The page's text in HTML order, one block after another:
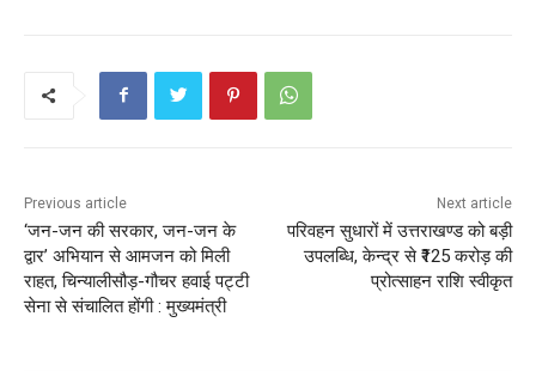
Previous article
‘जन-जन की सरकार, जन-जन के
द्वार’ अभियान से आमजन को मिली
राहत, चिन्यालीसौड़-गौचर हवाई पट्टी
सेना से संचालित होंगी : मुख्यमंत्री
Next article
परिवहन सुधारों में उत्तराखण्ड को बड़ी
उपलब्धि, केन्द्र से ₹125 करोड़ की
प्रोत्साहन राशि स्वीकृत